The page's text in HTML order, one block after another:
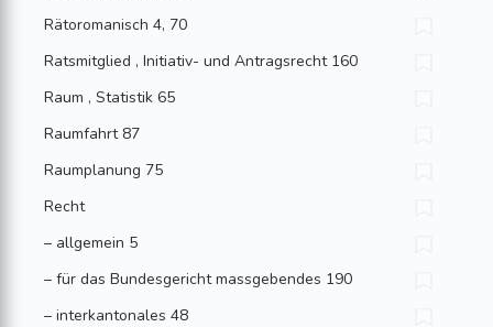
Rätoromanisch 4, 70
Ratsmitglied , Initiativ- und Antragsrecht 160
Raum , Statistik 65
Raumfahrt 87
Raumplanung 75
Recht
– allgemein 5
– für das Bundesgericht massgebendes 190
– interkantonales 48